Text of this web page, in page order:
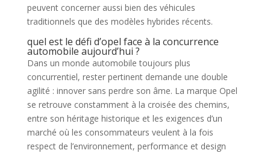
peuvent concerner aussi bien des véhicules
traditionnels que des modèles hybrides récents.
quel est le défi d’opel face à la concurrence
automobile aujourd’hui ?
Dans un monde automobile toujours plus
concurrentiel, rester pertinent demande une double
agilité : innover sans perdre son âme. La marque Opel
se retrouve constamment à la croisée des chemins,
entre son héritage historique et les exigences d’un
marché où les consommateurs veulent à la fois
respect de l’environnement, performance et design